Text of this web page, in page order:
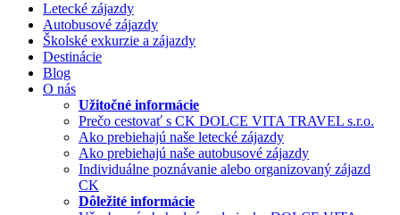
Letecké zájazdy
Autobusové zájazdy
Školské exkurzie a zájazdy
Destinácie
Blog
O nás
Užitočné informácie
Prečo cestovať s CK DOLCE VITA TRAVEL s.r.o.
Ako prebiehajú naše letecké zájazdy
Ako prebiehajú naše autobusové zájazdy
Individuálne poznávanie alebo organizovaný zájazd
CK
Dôležité informácie